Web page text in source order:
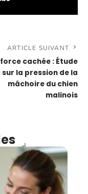
ARTICLE SUIVANT
force cachée : Étude
sur la pression de la
mâchoire du chien
malinois